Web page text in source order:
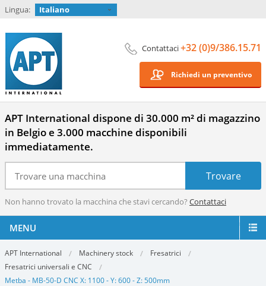
Lingua: Italiano
Contattaci+32 (0)9/386.15.71
Richiedi un preventivo
APT International dispone di 30.000 m² di magazzino
in Belgio e 3.000 macchine disponibili
immediatamente.
Non hanno trovato la macchina che stavi cercando? Contattaci
MENU
APT International Machinery stock
Fresatrici
Fresatrici universali e CNC
Metba - MB-50-D CNC X: 1100 - Y: 600 - Z: 500mm